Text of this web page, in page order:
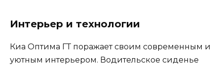
Интерьер и технологии
Киа Оптима ГТ поражает своим современным и
уютным интерьером. Водительское сиденье